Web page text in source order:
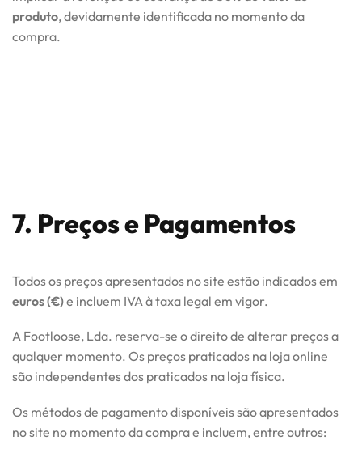
produto, devidamente identificada no momento da
compra.
7. Preços e Pagamentos
Todos os preços apresentados no site estão indicados em
euros (€)e incluem IVA à taxa legal em vigor.
A Footloose, Lda. reserva-se o direito de alterar preços a
qualquer momento. Os preços praticados na loja online
são independentes dos praticados na loja física.
Os métodos de pagamento disponíveis são apresentados
no site no momento da compra e incluem, entre outros: